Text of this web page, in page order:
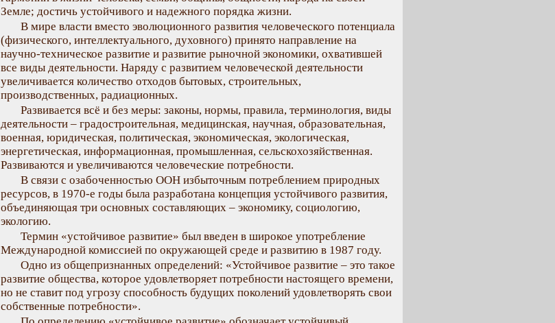
Земле; достичь устойчивого и надежного порядка жизни.
В мире власти вместо эволюционного развития человеческого потенциала
(физического, интеллектуального, духовного) принято направление на
научно-техническое развитие и развитие рыночной экономики, охватившей
все виды деятельности. Наряду с развитием человеческой деятельности
увеличивается количество отходов бытовых, строительных,
производственных, радиационных.
Развивается всё и без меры: законы, нормы, правила, терминология, виды
деятельности – градостроительная, медицинская, научная, образовательная,
военная, юридическая, политическая, экономическая, экологическая,
энергетическая, информационная, промышленная, сельскохозяйственная.
Развиваются и увеличиваются человеческие потребности.
В связи с озабоченностью ООН избыточным потреблением природных
ресурсов, в 1970-е годы была разработана концепция устойчивого развития,
объединяющая три основных составляющих – экономику, социологию,
экологию.
Термин «устойчивое развитие» был введен в широкое употребление
Международной комиссией по окружающей среде и развитию в 1987 году.
Одно из общепризнанных определений: «Устойчивое развитие – это такое
развитие общества, которое удовлетворяет потребности настоящего времени,
но не ставит под угрозу способность будущих поколений удовлетворять свои
собственные потребности».